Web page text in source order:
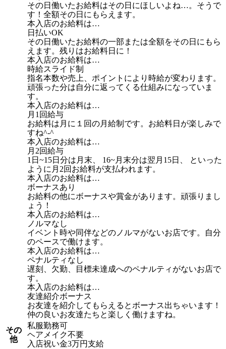
その日働いたお給料はその日にほしいよね…。そうで
す！全額その日にもらえます。
本入店のお給料は…
日払いOK
その日働いたお給料の一部または全額をその日にもら
えます。残りはお給料日に！
本入店のお給料は…
時給スライド制
指名本数や売上、ポイントにより時給が変わります。
頑張った分は自分に返ってくる仕組みになっていま
す。
本入店のお給料は…
月1回給与
お給料は月に１回の月給制です。お給料日が楽しみで
すね^-^
本入店のお給料は…
月2回給与
1日~15日分は月末、 16~月末分は翌月15日、 といった
ように月2回お給料が支払われます。
本入店のお給料は…
ボーナスあり
お給料の他にボーナスや賞金があります。頑張りまし
ょう！
本入店のお給料は…
ノルマなし
イベント時や同伴などのノルマがないお店です。自分
のペースで働けます。
本入店のお給料は…
ペナルティなし
遅刻、欠勤、目標未達成へのペナルティがないお店で
す。
本入店のお給料は…
友達紹介ボーナス
お友達を紹介してもらえるとボーナス出ちゃいます！
仲の良いお友達たちと楽しく働けますね。
その
他
私服勤務可
ヘアメイク不要
入店祝い金3万円支給